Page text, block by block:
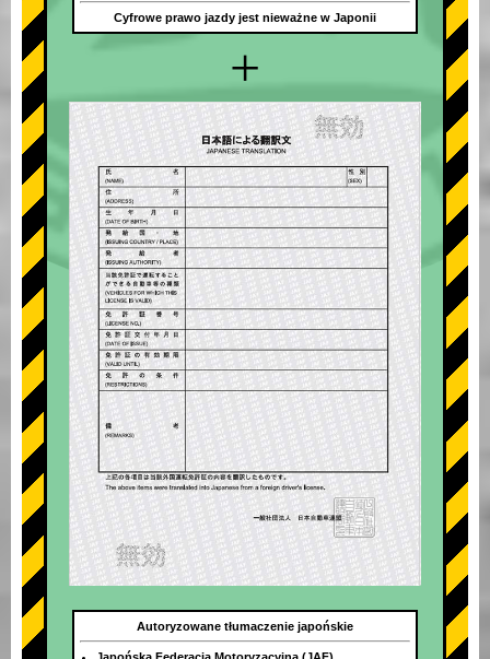
+
Cyfrowe prawo jazdy jest nieważne w Japonii
Autoryzowane tłumaczenie japońskie